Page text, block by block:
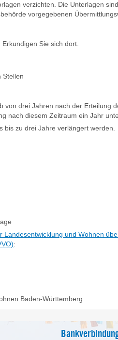
verzichten. Die Unterlagen
vorgegebenen
Sie sich dort.
Stellen
von drei Jahren nach der Erteilung
nach diesem Zeitraum ein Jahr
bis zu drei Jahre verlängert werden.
und Wohnen
:
Baden-Württemberg